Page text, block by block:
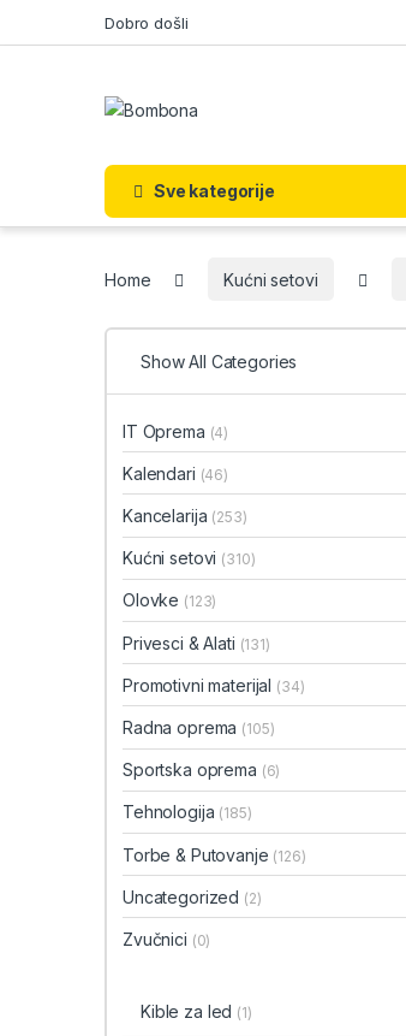
Dobro došli
Sve kategorije
Home Kućni setovi
Show All Categories
IT Oprema (4)
Kalendari (46)
Kancelarija (253)
Kućni setovi (310)
Olovke (123)
Privesci & Alati (131)
Promotivni materijal (34)
Radna oprema (105)
Sportska oprema (6)
Tehnologija (185)
Torbe & Putovanje (126)
Uncategorized (2)
Zvučnici (0)
Kible za led (1)